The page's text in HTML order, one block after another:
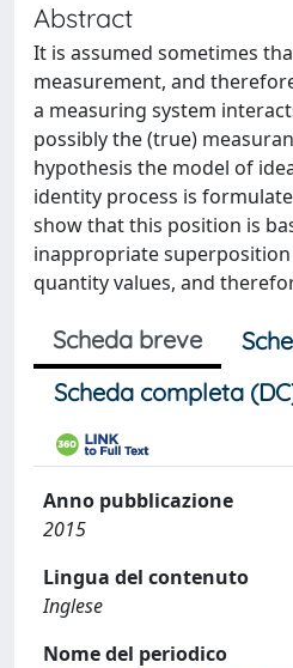
Abstract
It is assumed sometimes
measurement, and
a measuring system
possibly the (true)
hypothesis the model of
identity process is
show that this position is
inappropriate
quantity values, and
Scheda breve
Scheda completa
Anno pubblicazione
2015
Lingua del contenuto
Inglese
Nome del periodico